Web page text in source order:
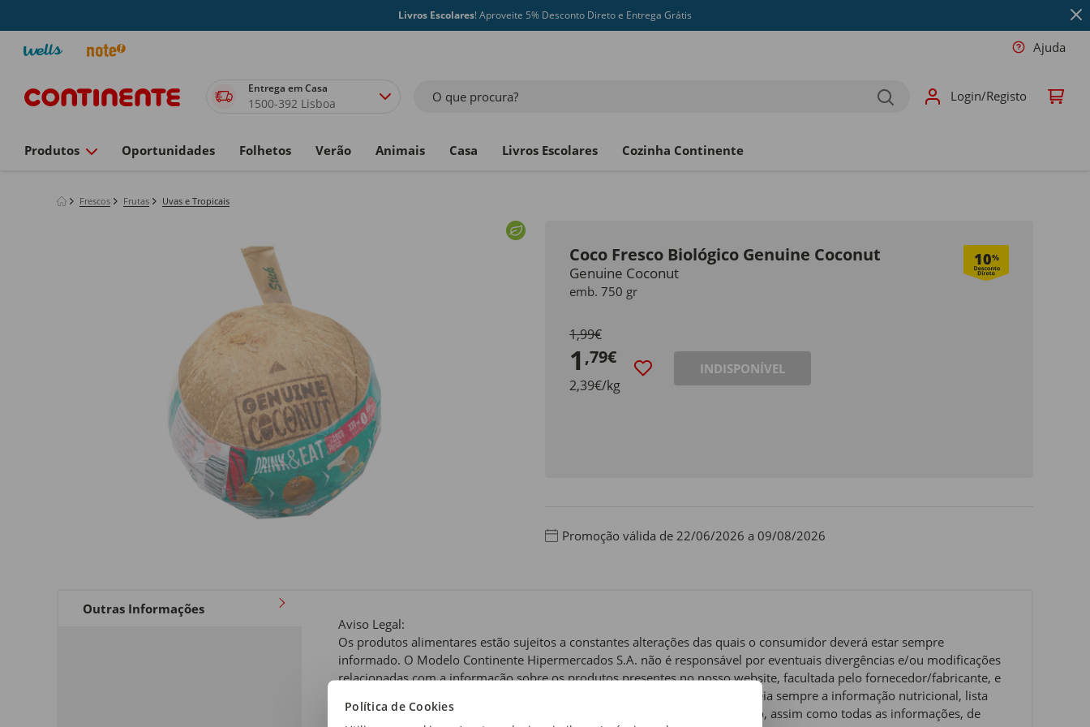
Política de Cookies
Livros Escolares! Aproveite 5% Desconto Direto e Entrega Grátis
Ajuda
Entrega em Casa
1500-392 Lisboa O que procura? Login/Registo
Produtos Oportunidades Folhetos Verão Animais Casa Livros Escolares Cozinha Continente
Frescos Frutas Uvas e Tropicais
Coco Fresco Biológico Genuine Coconut 10%
Genuine Coconut
emb. 750 gr
1,99€
1 ,79€
2,39€/kg
INDISPONÍVEL
Promoção válida de 22/06/2026 a 09/08/2026
Outras Informações
Aviso Legal:
Os produtos alimentares estão sujeitos a constantes alterações das quais o consumidor deverá estar sempre
informado. O Modelo Continente Hipermercados S.A. não é responsável por eventuais divergências e/ou modificações
relacionadas com a informação sobre os produtos presentes no nosso website, facultada pelo fornecedor/fabricante, e
a que figura nos rótulos dos mesmos. Por esta razão, recomendamos que leia sempre a informação nutricional, lista
de ingredientes, recomendações de utilização, preparação e/ou conservação, assim como todas as informações, de